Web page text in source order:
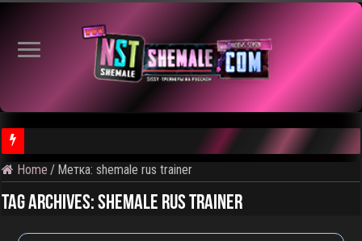
⚠️ Результаты голосования и тема следующего откртытого
Home / Метка:shemale rus trainer
Tag Archives:shemale rus trainer